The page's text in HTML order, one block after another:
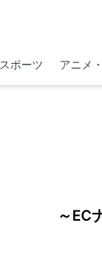
スポーツ アニメ
～EC